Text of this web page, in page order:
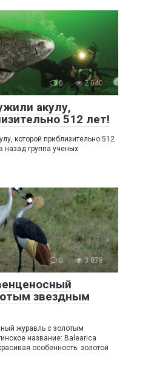
0 2 040
акулу,
512 лет!
которой приблизительно 512
назад группа ученых
0 3 078
звездным
журавль с золотым
название: Balearica
особенность: золотой